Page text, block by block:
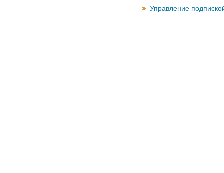
Управление